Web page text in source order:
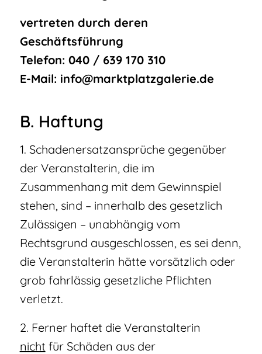
vertreten durch deren
Geschäftsführung
Telefon: 040 / 639 170 310
E-Mail: info@marktplatzgalerie.de
B. Haftung
1. Schadenersatzansprüche gegenüber
der Veranstalterin, die im
Zusammenhang mit dem Gewinnspiel
stehen, sind – innerhalb des gesetzlich
Zulässigen – unabhängig vom
Rechtsgrund ausgeschlossen, es sei denn,
die Veranstalterin hätte vorsätzlich oder
grob fahrlässig gesetzliche Pflichten
verletzt.
2. Ferner haftet die Veranstalterin
nicht für Schäden aus der